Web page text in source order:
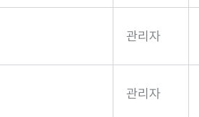
관리자
관리자